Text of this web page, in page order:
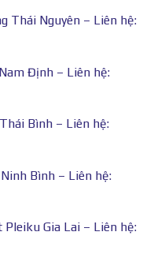
Thái Nguyên – Liên hệ:
Định – Liên hệ:
Bình – Liên hệ:
Bình – Liên hệ:
Gia Lai – Liên hệ: